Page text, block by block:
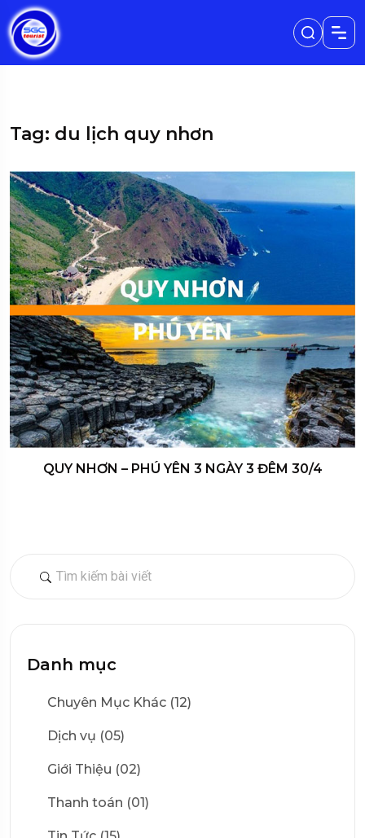
Danh mục
Chuyên Mục Khác (12)
Dịch vụ (05)
Giới Thiệu (02)
Thanh toán (01)
Tag: du lịch quy nhơn
QUY NHƠN – PHÚ YÊN 3 NGÀY 3 ĐÊM 30/4